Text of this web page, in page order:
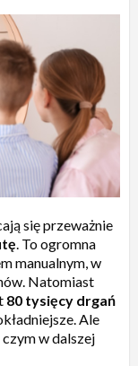
się przeważnie
. To ogromna
manualnym, w
Natomiast
80 tysięcy drgań
Ale
w dalszej